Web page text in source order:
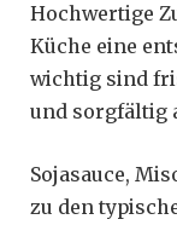
Hochwertige
Küche eine
wichtig sind
und sorgfältig
Sojasauce,
zu den